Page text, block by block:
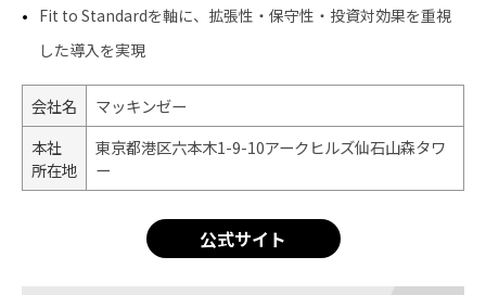
Fit to Standardを軸に、拡張性・保守性・投資対効果を重視
した導入を実現
会社名
マッキンゼー
本社
所在地
東京都港区六 本木1-9-10アークヒルズ仙石山森タワ
ー
公式サイト